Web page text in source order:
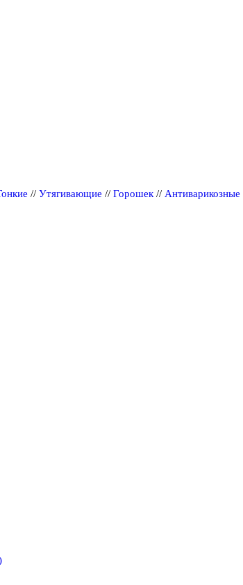
чулки, лосины
// Утягивающие // Горошек // Антиварикозные